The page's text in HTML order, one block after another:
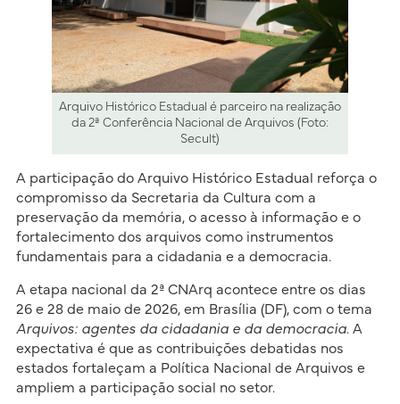
Arquivo Histórico Estadual é parceiro na realização
da 2ª Conferência Nacional de Arquivos (Foto:
Secult)
A participação do Arquivo Histórico Estadual reforça o
compromisso da Secretaria da Cultura com a
preservação da memória, o acesso à informação e o
fortalecimento dos arquivos como instrumentos
fundamentais para a cidadania e a democracia.
A etapa nacional da 2ª CNArq acontece entre os dias
26 e 28 de maio de 2026, em Brasília (DF), com o tema
Arquivos: agentes da cidadania e da democracia. A
expectativa é que as contribuições debatidas nos
estados fortaleçam a Política Nacional de Arquivos e
ampliem a participação social no setor.